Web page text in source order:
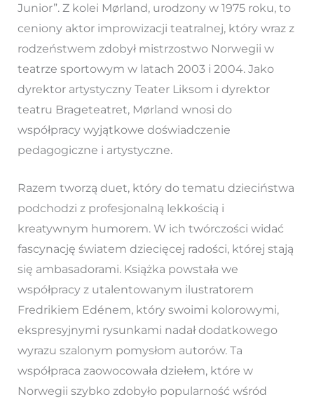
Junior”. Z kolei Mørland, urodzony w 1975 roku, to
ceniony aktor improwizacji teatralnej, który wraz z
rodzeństwem zdobył mistrzostwo Norwegii w
teatrze sportowym w latach 2003 i 2004. Jako
dyrektor artystyczny Teater Liksom i dyrektor
teatru Brageteatret, Mørland wnosi do
współpracy wyjątkowe doświadczenie
pedagogiczne i artystyczne.
Razem tworzą duet, który do tematu dzieciństwa
podchodzi z profesjonalną lekkością i
kreatywnym humorem. W ich twórczości widać
fascynację światem dziecięcej radości, której stają
się ambasadorami. Książka powstała we
współpracy z utalentowanym ilustratorem
Fredrikiem Edénem, który swoimi kolorowymi,
ekspresyjnymi rysunkami nadał dodatkowego
wyrazu szalonym pomysłom autorów. Ta
współpraca zaowocowała dziełem, które w
Norwegii szybko zdobyło popularność wśród